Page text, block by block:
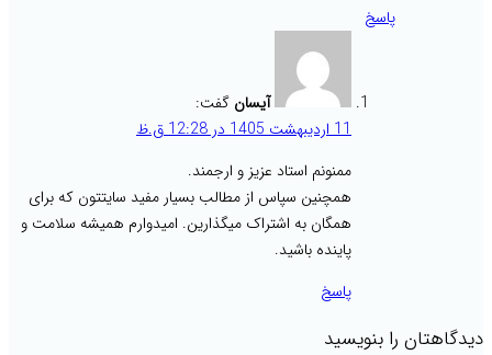
پاسخ
آیسان گفت:
11 اردیبهشت 1405 در 12:28 ق.ظ
ممنونم استاد عزیز و ارجمند.
همچنین سپاس از مطالب بسیار مفید سایتتون که برای
همگان به اشتراک میگذارین. امیدوارم همیشه سلامت و
پاینده باشید.
پاسخ
دیدگاهتان را بنویسید